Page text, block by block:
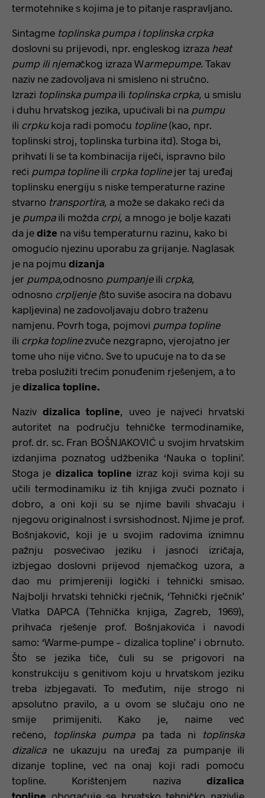
termotehnike s kojima je to pitanje raspravljano.
Sintagme toplinska pumpa i toplinska crpka
doslovni su prijevodi, npr. engleskog izraza heat
pump ili njemačkog izraza Warmepumpe.Takav
naziv ne zadovoljava ni smisleno ni stručno.
Izrazi toplinska pumpaili toplinska crpka, u smislu
i duhu hrvatskog jezika, upućivali bi na pumpu
ili crpkukoja radi pomoću topline(kao, npr.
toplinski stroj, toplinska turbina itd). Stoga bi,
prihvati li se ta kombinacija riječi, ispravno bilo
reći pumpa toplineili crpka toplinejer taj uređaj
toplinsku energiju s niske temperaturne razine
stvarno transportira, a može se dakako reći da
je pumpaili možda crpi, a mnogo je bolje kazati
da jediže na višu temperaturnu razinu, kako bi
omogućio njezinu uporabu za grijanje. Naglasak
je na pojmu dizanja
jer pumpa,odnosno pumpanjeili crpka,
odnosno crpljenje (što suviše asocira na dobavu
kapljevina) ne zadovoljavaju dobro traženu
namjenu. Povrh toga, pojmovi pumpa topline
ili crpka toplinezvuče nezgrapno, vjerojatno jer
tome uho nije vično. Sve to upućuje na to da se
treba poslužiti trećim ponuđenim rješenjem, a to
jedizalica topline.
Naziv dizalica topline, uveo je najveći hrvatski
autoritet na području tehničke termodinamike,
prof. dr. sc. Fran BOŠNJAKOVIĆ u svojim hrvatskim
izdanjima poznatog udžbenika ‘Nauka o toplini’.
Stoga je dizalica topline izraz koji svima koji su
učili termodinamiku iz tih knjiga zvuči poznato i
dobro, a oni koji su se njime bavili shvaćaju i
njegovu originalnost i svrsishodnost. Njime je prof.
Bošnjaković, koji je u svojim radovima iznimnu
pažnju posvećivao jeziku i jasnoći izričaja,
izbjegao doslovni prijevod njemačkog uzora, a
dao mu primjereniji logički i tehnički smisao.
Najbolji hrvatski tehnički rječnik, ‘Tehnički rječnik’
Vlatka DAPCA (Tehnička knjiga, Zagreb, 1969),
prihvaća rješenje prof. Bošnjakovića i navodi
samo: ‘Warme-pumpe – dizalica topline’ i obrnuto.
Što se jezika tiče, čuli su se prigovori na
konstrukciju s genitivom koju u hrvatskom jeziku
treba izbjegavati. To međutim, nije strogo ni
apsolutno pravilo, a u ovom se slučaju ono ne
smije primijeniti. Kako je, naime već
rečeno, toplinska pumpa pa tada ni toplinska
dizalica ne ukazuju na uređaj za pumpanje ili
dizanje topline, već na onaj koji radi pomoću
topline. Korištenjem naziva dizalica